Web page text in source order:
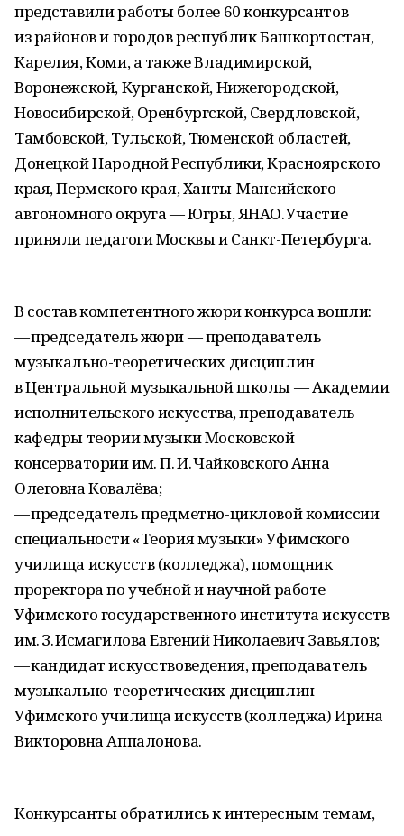
представили работы более 60 конкурсантов
из районов и городов республик Башкортостан,
Карелия, Коми, а также Владимирской,
Воронежской, Курганской, Нижегородской,
Новосибирской, Оренбургской, Свердловской,
Тамбовской, Тульской, Тюменской областей,
Донецкой Народной Республики, Красноярского
края, Пермского края, Ханты-Мансийского
автономного округа — Югры, ЯНАО. Участие
приняли педагоги Москвы и Санкт-Петербурга.
В состав компетентного жюри конкурса вошли:
— председатель жюри — преподаватель
музыкально-теоретических дисциплин
в Центральной музыкальной школы — Академии
исполнительского искусства, преподаватель
кафедры теории музыки Московской
консерватории им. П. И. Чайковского Анна
Олеговна Ковалёва;
— председатель предметно-цикловой комиссии
специальности «Теория музыки» Уфимского
училища искусств (колледжа), помощник
проректора по учебной и научной работе
Уфимского государственного института искусств
им. З. Исмагилова Евгений Николаевич Завьялов;
— кандидат искусствоведения, преподаватель
музыкально-теоретических дисциплин
Уфимского училища искусств (колледжа) Ирина
Викторовна Аппалонова.
Конкурсанты обратились к интересным темам,